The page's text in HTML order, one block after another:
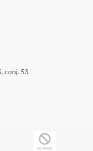
conj. 53